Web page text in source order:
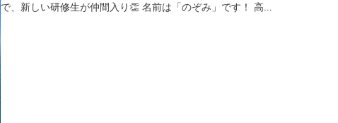
で、新しい研修生が仲間入り👏 名前は「のぞみ」です！ 高…